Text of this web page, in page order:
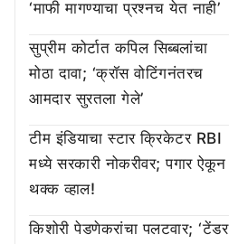
‘माफी मागण्याचा प्रश्नच येत नाही’
सुप्रीम कोर्टात कपिल सिब्बलांचा
मोठा दावा; ‘क्रॉस वोटिंगनंतरच
आमदार सुरतला गेले’
टीम इंडियाचा स्टार क्रिकेटर RBI
मध्ये सरकारी नोकरीवर; पगार ऐकून
थक्क व्हाल!
किशोरी पेडणेकरांचा पलटवार; ‘टेंडर